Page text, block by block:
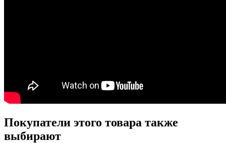
Покупатели этого товара также
выбирают